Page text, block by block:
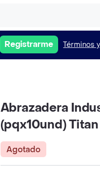
Registrarme Términos
Abrazadera
(pqx10und) Titan
Agotado